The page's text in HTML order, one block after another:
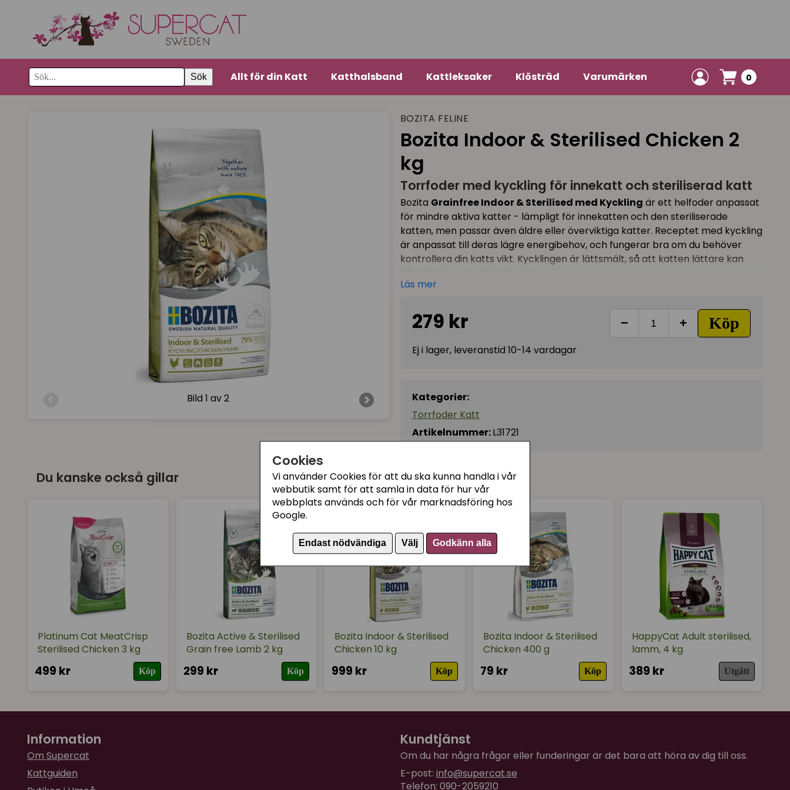
Cookies
Vi använder Cookies för att du ska kunna handla i vår
webbutik samt för att samla in data för hur vår
webbplats används och för vår marknadsföring hos
Google.
Endast nödvändiga Välj Godkänn alla
Sök Allt för din Katt Katthalsband Kattleksaker Klösträd Varumärken 0
Bild1 av 2
BOZITA FELINE
Bozita Indoor & Sterilised Chicken 2
kg
Torrfoder med kyckling för innekatt och steriliserad katt
Bozita Grainfree Indoor & Sterilised med Kyckling är ett helfoder anpassat
för mindre aktiva katter - lämpligt för innekatten och den steriliserade
katten, men passar även äldre eller överviktiga katter. Receptet med kyckling
är anpassat till deras lägre energibehov, och fungerar bra om du behöver
kontrollera din katts vikt. Kycklingen är lättsmält, så att katten lättare kan
tillgodogöra sig näringsämnena.
mineralinnehållet anpassat för steriliserade katter, prebiotiska fibrer främjar
tarmfloran och cellulosafibrer minskar risken för hårbollar.
Helfoder
Svensktillverkat
32% protein, 14% fett
Proteininnehåll med 79% animaliskt protein
Storlek:2 kg
Läs mer
279 kr − + Köp
Ej i lager, leveranstid 10-14 vardagar
Kategorier:
Torrfoder Katt
Artikelnummer:L31721
Du kanske också gillar
Platinum Cat MeatCrisp
Sterilised Chicken 3 kg
499 kr Köp
Bozita Active & Sterilised
Grain free Lamb 2 kg
299 kr Köp
Bozita Indoor & Sterilised
Chicken 10 kg
999 kr Köp
Bozita Indoor & Sterilised
Chicken 400 g
79 kr Köp
HappyCat Adult sterilised,
lamm, 4 kg
389 kr Utgått
Information
Om Supercat
Kattguiden
Kundtjänst
Om du har några frågor eller funderingar är det bara att höra av dig till oss.
E-post: info@supercat.se
Telefon: 090-2059210